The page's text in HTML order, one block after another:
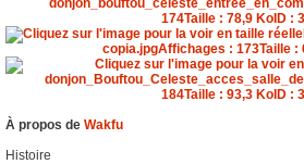
À propos de Wakfu
Histoire